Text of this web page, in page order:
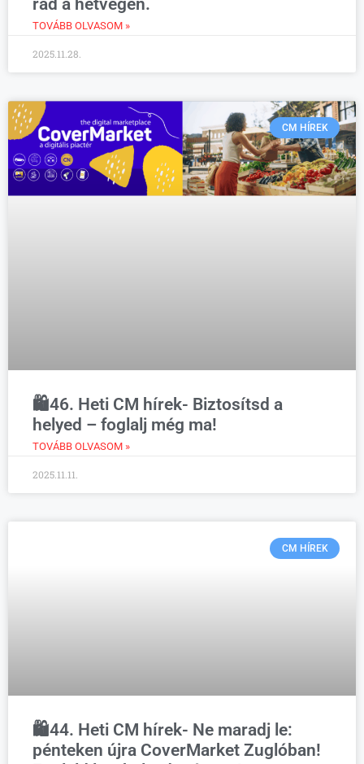
TOVÁBB OLVASOM »
2025.11.28.
CM HÍREK
🛍️46. Heti CM hírek- Biztosítsd a
helyed – foglalj még ma!
TOVÁBB OLVASOM »
2025.11.11.
CM HÍREK
🛍️44. Heti CM hírek- Ne maradj le:
pénteken újra CoverMarket Zuglóban!